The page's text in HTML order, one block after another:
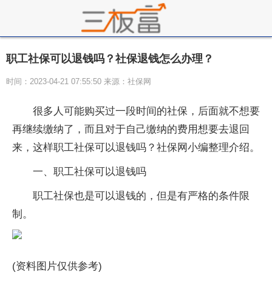
职工社保可以退钱吗？社保退钱怎么办理？
时间：2023-04-21 07:55:50 来源：社保网
很多人可能购买过一段时间的社保，后面就不想要
再继续缴纳了，而且对于自己缴纳的费用想要去退回
来，这样职工社保可以退钱吗？社保网小编整理介绍。
一、职工社保可以退钱吗
职工社保也是可以退钱的，但是有严格的条件限
制。
(资料图片仅供参考)